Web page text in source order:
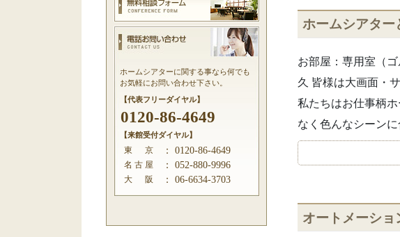
ホームシアターに関する事なら何でも
お気軽にお問い合わせ下さい。
【代表フリーダイヤル】
0120-86-4649
【来館受付ダイヤル】
東 京 ： 0120-86-4649
名 古 屋 ： 052-880-9996
大 阪 ： 06-6634-3703
ホームシアター
お部屋：専用室（
久 皆様は大画面・
私たちはお仕事柄
なく色んなシーン
オートメーシ